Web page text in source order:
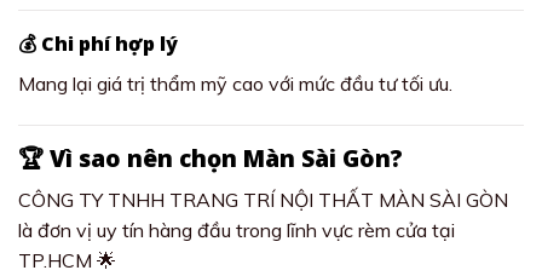
💰 Chi phí hợp lý
Mang lại giá trị thẩm mỹ cao với mức đầu tư tối ưu.
🏆 Vì sao nên chọn Màn Sài Gòn?
CÔNG TY TNHH TRANG TRÍ NỘI THẤT MÀN SÀI GÒN
là đơn vị uy tín hàng đầu trong lĩnh vực rèm cửa tại
TP.HCM 🌟